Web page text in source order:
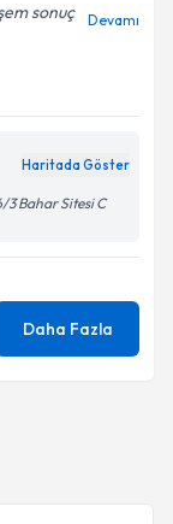
sonuç
Devamı
Haritada Göster
3 Bahar Sitesi C
Daha Fazla